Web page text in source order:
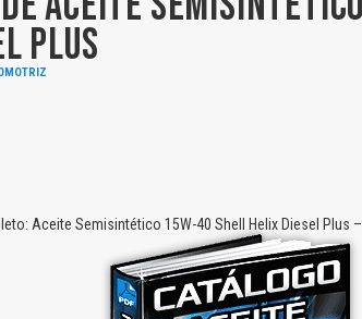
PLUS
Aceite Semisintético 15W-40 Shell Helix Diesel Plus